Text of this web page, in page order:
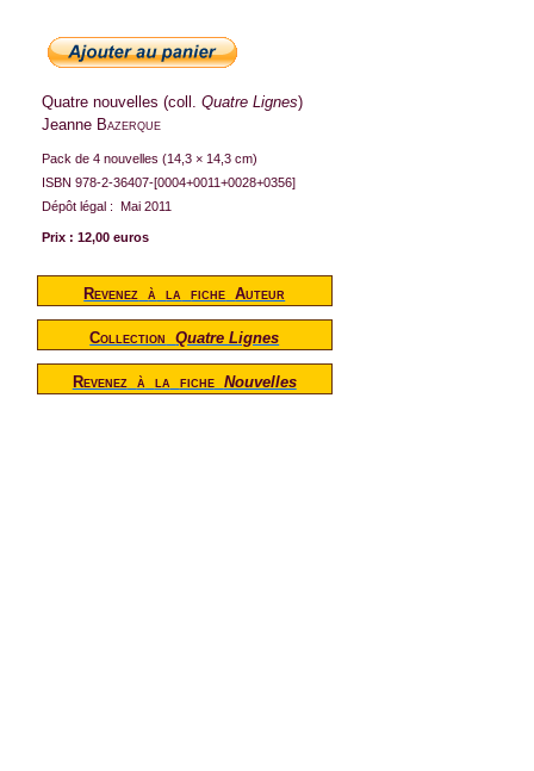
Quatre nouvelles (coll. Quatre Lignes)
Jeanne Bazerque
Pack de 4 nouvelles (14,3 × 14,3 cm)
ISBN 978-2-36407-[0004+0011+0028+0356]
Dépôt légal : Mai 2011
Prix : 12,00 euros
Revenez à la fiche Auteur
Collection Quatre Lignes
Revenez à la fiche Nouvelles